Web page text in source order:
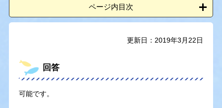
ページ内目次
更新日：2019年3月22日
回答
可能です。